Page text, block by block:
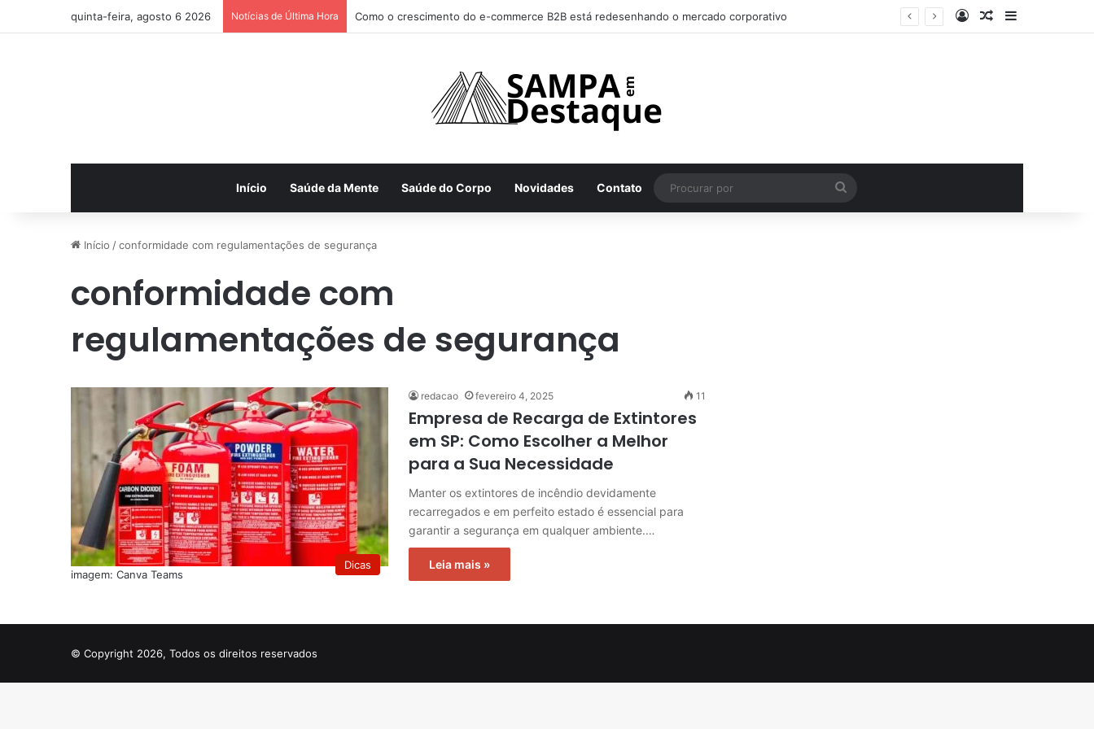
quinta-feira, agosto 6 2026 Notícias de Última Hora Como o crescimento do e-commerce B2B está redesenhando o mercado corporativo EntrarArtigo aleatório
Barra Lateral
Início Saúde da Mente Saúde do Corpo Novidades Contato
por
Início /conformidade com regulamentações de segurança
conformidade com
regulamentações de segurança
Dicas
imagem: Canva Teams
redacao fevereiro 4, 2025 11
Empresa de Recarga de Extintores
em SP: Como Escolher a Melhor
para a Sua Necessidade
Manter os extintores de incêndio devidamente
recarregados e em perfeito estado é essencial para
garantir a segurança em qualquer ambiente.…
Leia mais »
© Copyright 2026, Todos os direitos reservados